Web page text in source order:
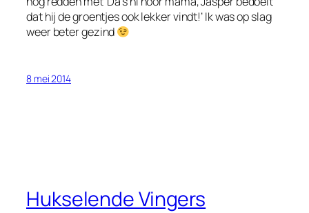
dat hij de groentjes ook lekker vindt!’ Ik was op slag
weer beter gezind
8 mei 2014
Hukselende Vingers